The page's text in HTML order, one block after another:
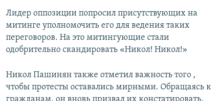
Лидер оппозиции попросил присутствующих на
митинге уполномочить его для ведения таких
переговоров. На это митингующие стали
одобрительно скандировать «Никол! Никол!»
Никол Пашинян также отметил важность того ,
чтобы протесты оставались мирными. Обращаясь к